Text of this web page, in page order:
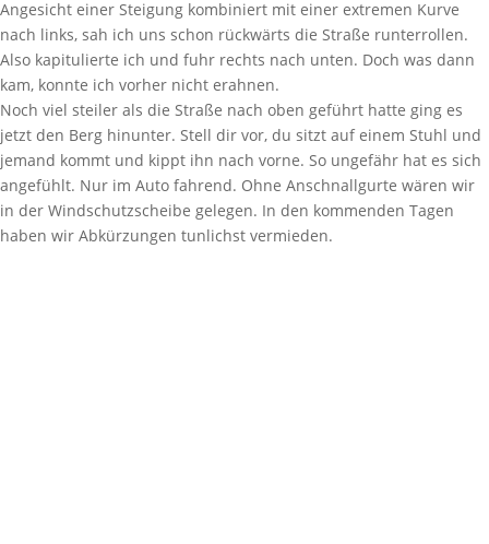
Angesicht einer Steigung kombiniert mit einer extremen Kurve
nach links, sah ich uns schon rückwärts die Straße runterrollen.
Also kapitulierte ich und fuhr rechts nach unten. Doch was dann
kam, konnte ich vorher nicht erahnen.
Noch viel steiler als die Straße nach oben geführt hatte ging es
jetzt den Berg hinunter. Stell dir vor, du sitzt auf einem Stuhl und
jemand kommt und kippt ihn nach vorne. So ungefähr hat es sich
angefühlt. Nur im Auto fahrend. Ohne Anschnallgurte wären wir
in der Windschutzscheibe gelegen. In den kommenden Tagen
haben wir Abkürzungen tunlichst vermieden.